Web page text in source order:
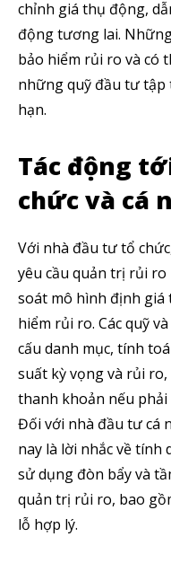
chỉnh giá thụ động,
động tương lai.
bảo hiểm rủi ro và có
những quỹ đầu tư
hạn.
Tác động
chức và cá
Với nhà đầu tư tổ
yêu cầu quản trị rủi
soát mô hình định giá
hiểm rủi ro. Các quỹ
cấu danh mục, tính
suất kỳ vọng và rủi
thanh khoản nếu
Đối với nhà đầu tư cá
nay là lời nhắc về tính
sử dụng đòn bẩy và
quản trị rủi ro, bao
lỗ hợp lý.